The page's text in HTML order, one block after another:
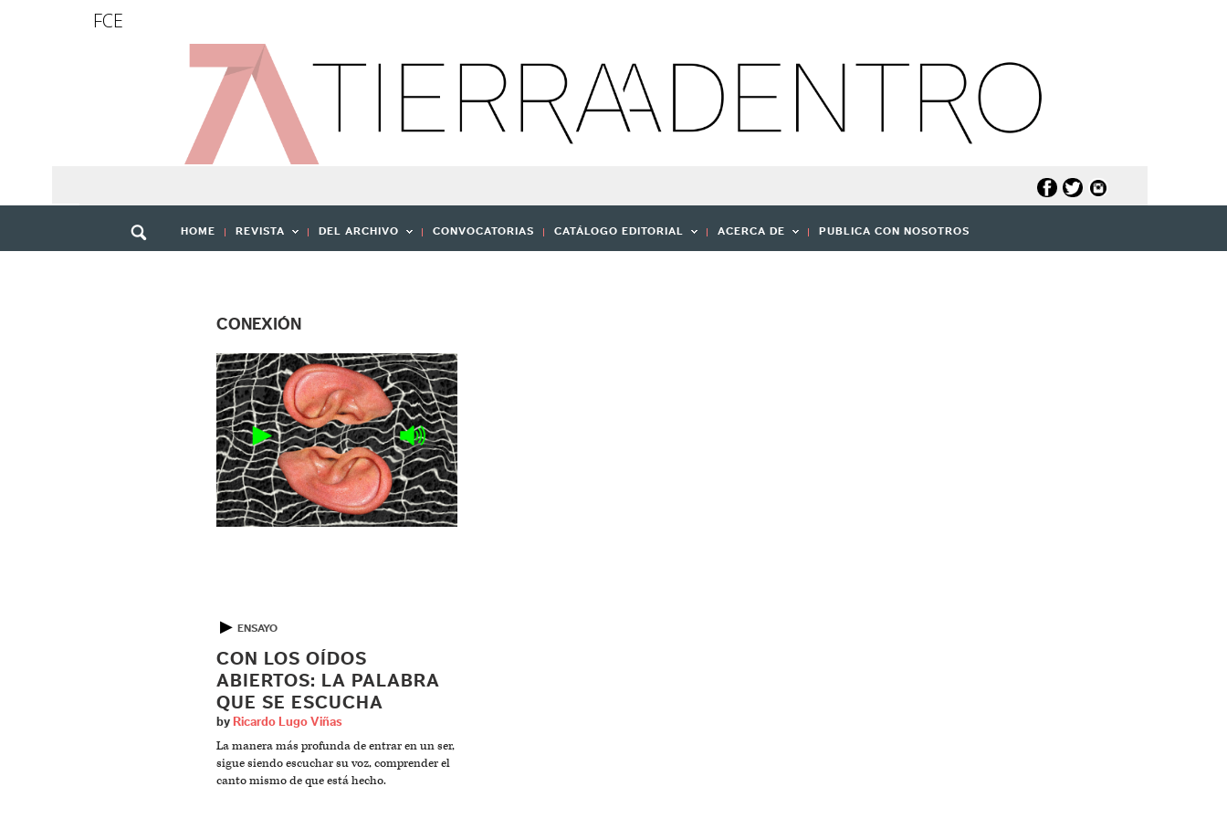
FCE
HOME REVISTA DEL ARCHIVO CONVOCATORIAS CATÁLOGO EDITORIAL ACERCA DE PUBLICA CON NOSOTROS
CONEXIÓN
▶ ENSAYO
CON LOS OÍDOS
ABIERTOS: LA PALABRA
QUE SE ESCUCHA
by Ricardo Lugo Viñas
La manera más profunda de entrar en un ser,
sigue siendo escuchar su voz, comprender el
canto mismo de que está hecho.